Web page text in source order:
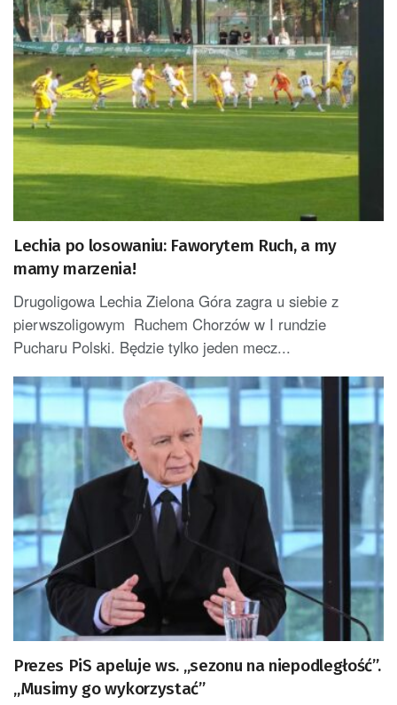
Lechia po losowaniu: Faworytem Ruch, a my
mamy marzenia!
Drugoligowa Lechia Zielona Góra zagra u siebie z
pierwszoligowym Ruchem Chorzów w I rundzie
Pucharu Polski. Będzie tylko jeden mecz...
Prezes PiS apeluje ws. „sezonu na niepodległość”.
„Musimy go wykorzystać”